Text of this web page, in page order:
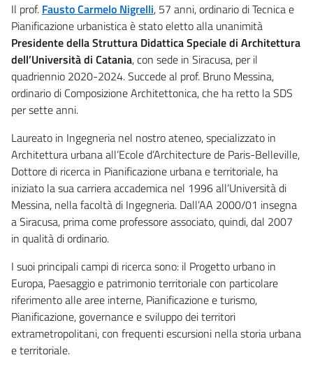
Il prof. Fausto Carmelo Nigrelli, 57 anni, ordinario di Tecnica e
Pianificazione urbanistica è stato eletto alla unanimità
Presidente della Struttura Didattica Speciale di Architettura
dell’Università di Catania, con sede in Siracusa, per il
quadriennio 2020-2024. Succede al prof. Bruno Messina,
ordinario di Composizione Architettonica, che ha retto la SDS
per sette anni.
Laureato in Ingegneria nel nostro ateneo, specializzato in
Architettura urbana all’Ecole d’Architecture de Paris-Belleville,
Dottore di ricerca in Pianificazione urbana e territoriale, ha
iniziato la sua carriera accademica nel 1996 all’Università di
Messina, nella facoltà di Ingegneria. Dall’AA 2000/01 insegna
a Siracusa, prima come professore associato, quindi, dal 2007
in qualità di ordinario.
I suoi principali campi di ricerca sono: il Progetto urbano in
Europa, Paesaggio e patrimonio territoriale con particolare
riferimento alle aree interne, Pianificazione e turismo,
Pianificazione, governance e sviluppo dei territori
extrametropolitani, con frequenti escursioni nella storia urbana
e territoriale.